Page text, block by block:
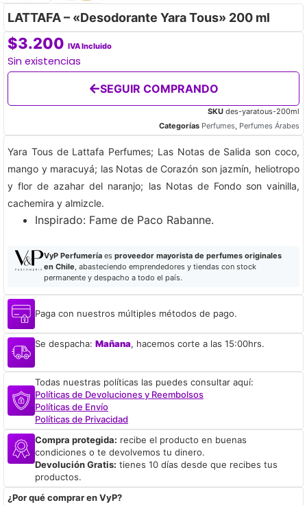
LATTAFA – «Desodorante Yara Tous» 200 ml
$3.200 IVA Incluido
Sin existencias
SEGUIR COMPRANDO
SKU des-yaratous-200ml
Categorías Perfumes Perfumes Árabes
Yara Tous de Lattafa Perfumes; Las Notas de Salida son coco,
mango y maracuyá; las Notas de Corazón son jazmín, heliotropo
y flor de azahar del naranjo; las Notas de Fondo son vainilla,
cachemira y almizcle.
​Inspirado: Fame de Paco Rabanne.
VyP Perfumeríaes proveedor mayorista de perfumes originales
en Chile , abasteciendo emprendedores y tiendas con stock
permanente y despacho a todo el país.
Paga con nuestros múltiples métodos de pago.
Se despacha: Mañana, hacemos corte a las 15:00hrs.
Todas nuestras políticas las puedes consultar aquí:
Políticas de Devoluciones y Reembolsos
Políticas de Envío
Políticas de Privacidad
Compra protegida: recibe el producto en buenas
condiciones o te devolvemos tu dinero.
Devolución Gratis: tienes 10 días desde que recibes tus
productos.
¿Por qué comprar en VyP?